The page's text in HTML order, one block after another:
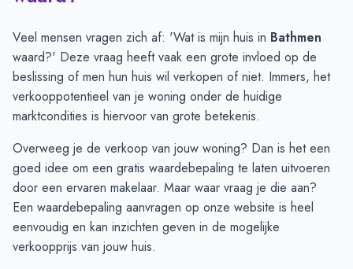
Juli
Augustus
€ 556.046
September € 666.055 € 612.992
Oktober
€ 612.166
€ 573.703
November
€ 553.565
€ 592.938
December
€ 568.789
€ 648.434
€ 623.767
Februari
€ 634.764 € 637.317
Maart
€ 645.300€ 548.167
April
€ 642.631 € 621.374
Mei
€ 603.380€ 522.044
Juni
€ 608.214 € 526.374
Veel mensen vragen zich af: 'Wat is mijn huis in Bathmen
waard?' Deze vraag heeft vaak een grote invloed op de
beslissing of men hun huis wil verkopen of niet. Immers, het
verkooppotentieel van je woning onder de huidige
marktcondities is hiervoor van grote betekenis.
Overweeg je de verkoop van jouw woning? Dan is het een
goed idee om een gratis waardebepaling te laten uitvoeren
door een ervaren makelaar. Maar waar vraag je die aan?
Een waardebepaling aanvragen op onze website is heel
eenvoudig en kan inzichten geven in de mogelijke
verkoopprijs van jouw huis.